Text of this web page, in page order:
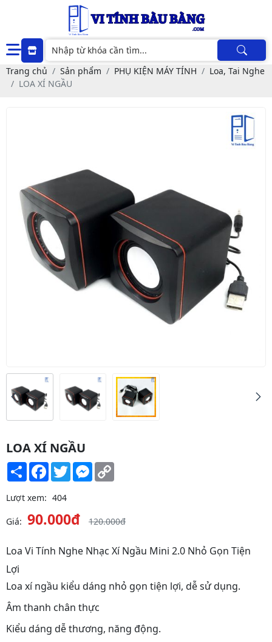
Trang chủ Sản phẩm PHỤ KIỆN MÁY TÍNH
Loa, Tai Nghe
LOA XÍ NGẦU
LOA XÍ NGẦU
Share Facebook
TwitterMessenger
Lượt xem: 404
Giá: 90.000đ 120.000đ
Loa Vi Tính Nghe Nhạc Xí Ngầu Mini 2.0 Nhỏ Gọn Tiện
Lợi
Loa xí ngầu kiểu dáng nhỏ gọn tiện lợi, dễ sử dụng.
Âm thanh chân thực
Kiểu dáng dễ thương, năng động.